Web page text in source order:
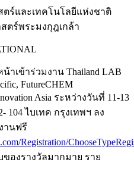
ร์และเทคโนโลยีแห่งชาติ
ตร์พระมงกุฎเกล้า
าเข้าร่วมงาน Thailand LAB
FutureCHEM
Asia ระหว่างวันที่ 11-13
104 ไบเทค กรุงเทพฯ ลง
านฟรี
Registration/
องรางวัลมากมาย ราย